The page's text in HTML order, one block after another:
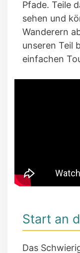
Pfade. Teile
sehen und
Wanderern
unseren Teil
einfachen
Start an
Das